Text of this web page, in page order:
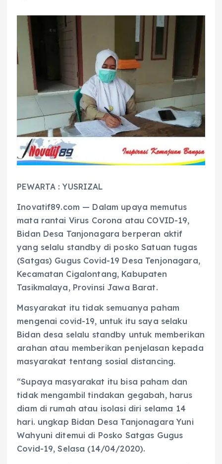
PEWARTA : YUSRIZAL
Inovatif89.com — Dalam upaya memutus
mata rantai Virus Corona atau COVID-19,
Bidan Desa Tanjonagara berperan aktif
yang selalu standby di posko Satuan tugas
(Satgas) Gugus Covid-19 Desa Tenjonagara,
Kecamatan Cigalontang, Kabupaten
Tasikmalaya, Provinsi Jawa Barat.
Masyarakat itu tidak semuanya paham
mengenai covid-19, untuk itu saya selaku
Bidan desa selalu standby untuk memberikan
arahan atau memberikan penjelasan kepada
masyarakat tentang sosial distancing.
“Supaya masyarakat itu bisa paham dan
tidak mengambil tindakan gegabah, harus
diam di rumah atau isolasi diri selama 14
hari. ungkap Bidan Desa Tanjonagara Yuni
Wahyuni ditemui di Posko Satgas Gugus
Covid-19, Selasa (14/04/2020).